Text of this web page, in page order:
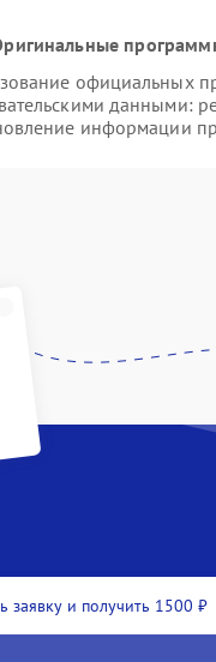
официальных
данными:
информации
заявку и получить 1500 ₽